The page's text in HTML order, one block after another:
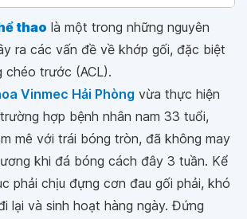
thao là một trong những nguyên
ra các vấn đề về khớp gối, đặc biệt
trước (ACL).
Vinmec Hải Phòng vừa thực hiện
hợp bệnh nhân nam 33 tuổi,
mê với trái bóng tròn, đã không may
khi đá bóng cách đây 3 tuần. Kể
phải chịu đựng cơn đau gối phải, khó
lại và sinh hoạt hàng ngày. Đứng